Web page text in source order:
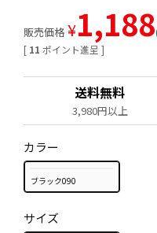
[ 11 ポイント進呈 ]
販売価格 ¥1,188
送料無料
3,980円以上
カラー
ブラック090
サイズ